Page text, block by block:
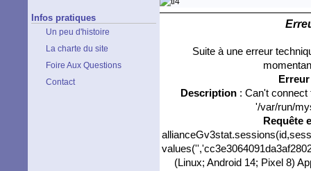
Infos pratiques
Un peu d'histoire
La charte du site
Foire Aux Questions
Contact
Suite à une erreur
Description: Can't connect
'/var/run/
Requête
(Linux; Android 14; Pixel 8)